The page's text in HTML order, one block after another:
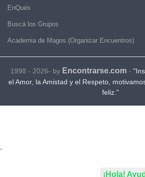
¡Hola!
EnQués
Buscá los Grupos
Academia de Magos (Organizar Encuentros)
1998 - 2026- by Encontrarse.com-
el Amor, la Amistad y el Respeto,
feliz."
.